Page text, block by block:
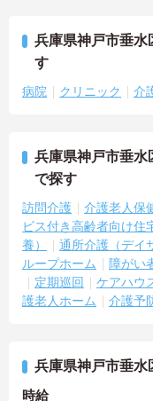
兵庫県神戸市垂水
す
病院 クリニック 介
兵庫県神戸市垂水
で探す
訪問介護 介護老人保
ビス付き高齢者向け住
養）
通所介護（デイ
ループホーム
障がい
定期巡回
ケアハウ
護老人ホーム
介護予
兵庫県神戸市垂水
時給